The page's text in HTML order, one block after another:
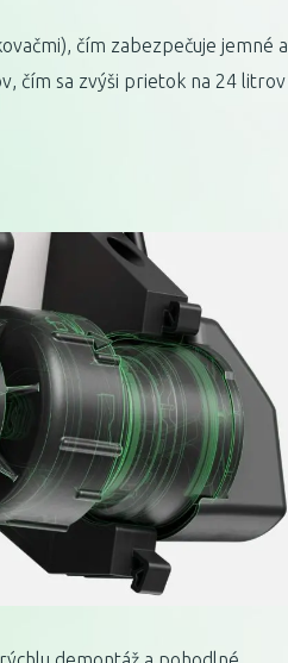
čím zabezpečuje jemné a
čím sa zvýši prietok na 24 litrov